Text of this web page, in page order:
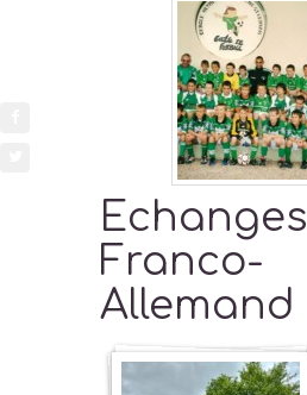
Echanges
Franco-
Allemand